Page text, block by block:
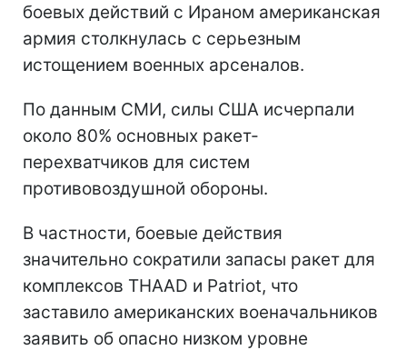
боевых действий с Ираном американская
армия столкнулась с серьезным
истощением военных арсеналов.
По данным СМИ, силы США исчерпали
около 80% основных ракет-
перехватчиков для систем
противовоздушной обороны.
В частности, боевые действия
значительно сократили запасы ракет для
комплексов THAAD и Patriot, что
заставило американских военачальников
заявить об опасно низком уровне